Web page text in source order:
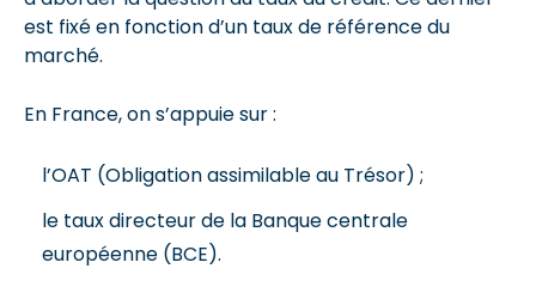
est fixé en fonction d’un taux de référence du
marché.
En France, on s’appuie sur :
l’OAT (Obligation assimilable au Trésor) ;
le taux directeur de la Banque centrale
européenne (BCE).